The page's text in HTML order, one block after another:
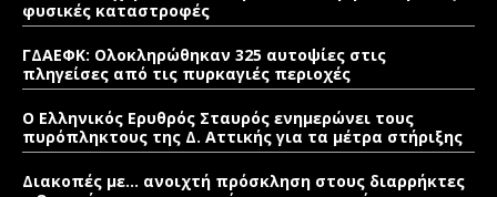
φυσικές καταστροφές
ΓΔΑΕΦΚ: Ολοκληρώθηκαν 325 αυτοψίες στις
πληγείσες από τις πυρκαγιές περιοχές
Ο Ελληνικός Ερυθρός Σταυρός ενημερώνει τους
πυρόπληκτους της Δ. Αττικής για τα μέτρα στήριξης
Διακοπές με… ανοιχτή πρόσκληση στους διαρρήκτες